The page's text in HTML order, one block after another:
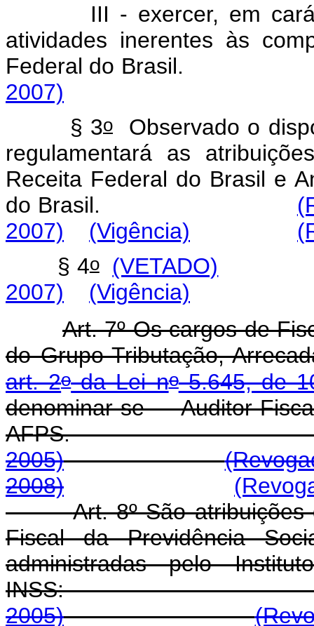
III - exercer, em
atividades inerentes às
Federal do
2007)
§ 3o Observado o
regulamentará
as
atribuições
Receita Federal do Brasil e
do Brasil.
2007)
(Vigência)
§ 4o
(VETADO)
2007)
(Vigência)
Art. 7º Os cargos de
do Grupo-Tributação,
art. 2oda Lei no5.645, de
denominar-se Auditor-
2005)
2008)
Art. 8º São
Fiscal da Previdência
administradas pelo
2005)